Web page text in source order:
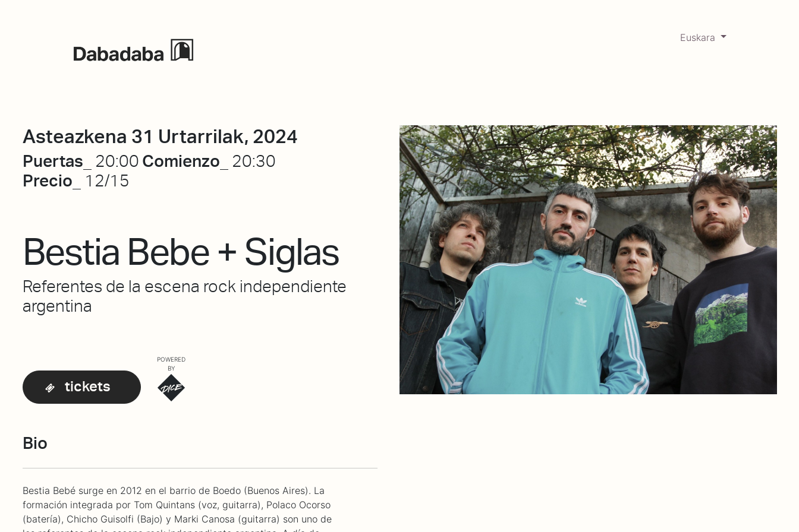
Euskara
Asteazkena 31 Urtarrilak, 2024
Puertas_ 20:00 Comienzo_ 20:30
Precio_ 12/15
Bestia Bebe + Siglas
Referentes de la escena rock independiente
argentina
tickets
POWERED
BY
Bio
Bestia Bebé surge en 2012 en el barrio de Boedo (Buenos Aires). La
formación integrada por Tom Quintans (voz, guitarra), Polaco Ocorso
(batería), Chicho Guisolfi (Bajo) y Marki Canosa (guitarra) son uno de